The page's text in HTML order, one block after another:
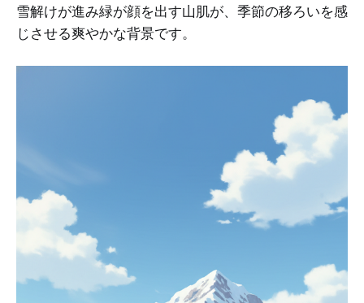
雪解けが進み緑が顔を出す山肌が、季節の移ろいを感
じさせる爽やかな背景です。